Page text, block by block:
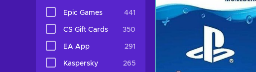
Epic Games 441
CS Gift Cards 350
EA App 291
Kaspersky 265